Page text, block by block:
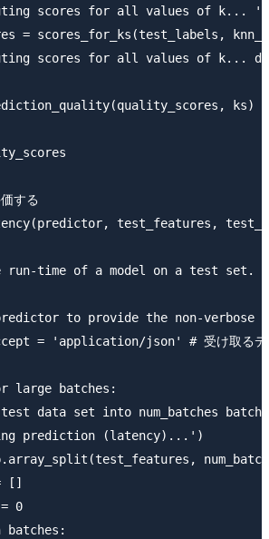
scores for all values of k... ')
= scores_for_ks(test_labels,
scores for all values of k...
ks)
する
test_features,
run-time of a model on a test set.
to provide the non-verbose
= 'application/json' # 受け取るデ
large batches:
data set into num_batches
prediction (latency)...')
[]
0
batches: